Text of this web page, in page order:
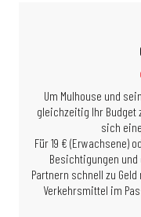
Um Mulhouse und
gleichzeitig Ihr Budget
sich
Für 19 € (Erwachsene)
Besichtigungen
Partnern schnell zu
Verkehrsmittel im